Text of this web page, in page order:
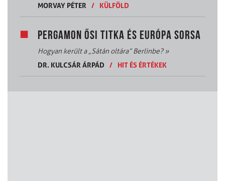
MORVAY PÉTER
/ KÜLFÖLD
PERGAMON ŐSI TITKA ÉS EURÓPA SORSA
Hogyan került a „Sátán oltára” Berlinbe?»
DR. KULCSÁR ÁRPÁD
/ HIT ÉS ÉRTÉKEK